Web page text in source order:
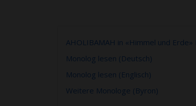
AHOLIBAMAH in «Himmel und Erde»
Monolog lesen (Deutsch)
Monolog lesen (Englisch)
Weitere Monologe (Byron)